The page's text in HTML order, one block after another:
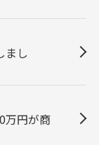
まし
万円が商